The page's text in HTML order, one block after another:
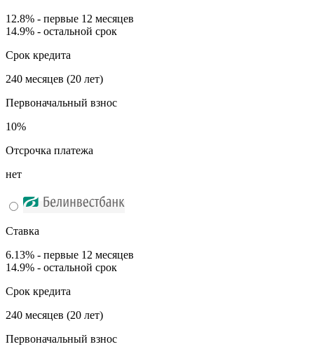
12.8% - первые 12 месяцев
14.9% - остальной срок
Срок кредита
240 месяцев (20 лет)
Первоначальный взнос
10%
Отсрочка платежа
нет
Ставка
6.13% - первые 12 месяцев
14.9% - остальной срок
Срок кредита
240 месяцев (20 лет)
Первоначальный взнос